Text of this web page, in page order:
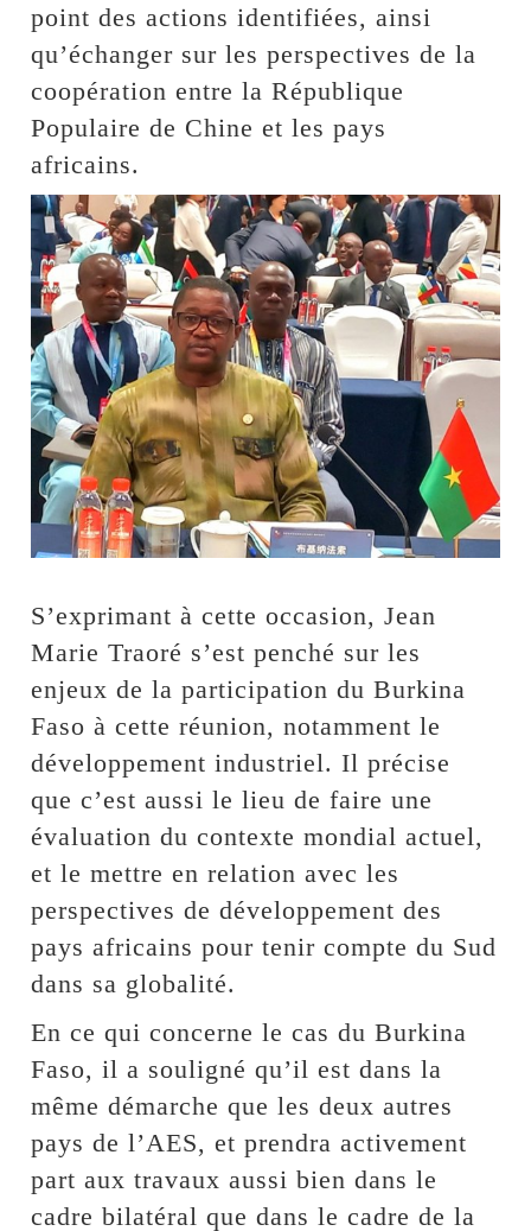
point des actions identifiées, ainsi
qu’échanger sur les perspectives de la
coopération entre la République
Populaire de Chine et les pays
africains.
S’exprimant à cette occasion, Jean
Marie Traoré s’est penché sur les
enjeux de la participation du Burkina
Faso à cette réunion, notamment le
développement industriel. Il précise
que c’est aussi le lieu de faire une
évaluation du contexte mondial actuel,
et le mettre en relation avec les
perspectives de développement des
pays africains pour tenir compte du Sud
dans sa globalité.
En ce qui concerne le cas du Burkina
Faso, il a souligné qu’il est dans la
même démarche que les deux autres
pays de l’AES, et prendra activement
part aux travaux aussi bien dans le
cadre bilatéral que dans le cadre de la